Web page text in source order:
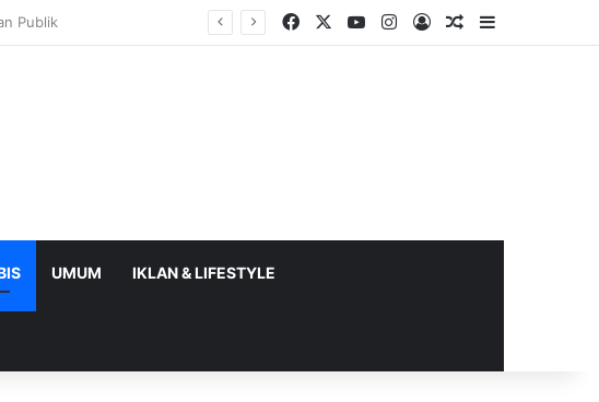
Triliun pada 2026 Facebook YouTubeInstagram
Log InRandom Article
UMUM IKLAN & LIFESTYLE